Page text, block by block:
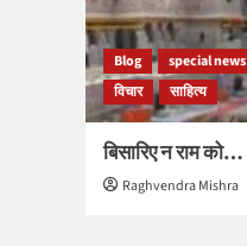
Blog special news
विचार
साहित्य
बिसारिए न राम को…
Raghvendra Mishra